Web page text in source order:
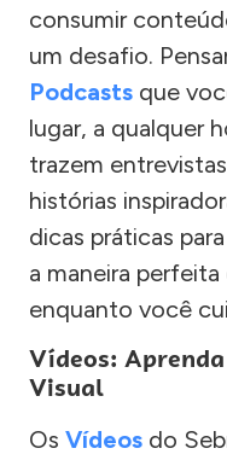
consumir
um desafio.
Podcasts que
lugar, a qualquer
trazem
histórias
dicas práticas
a maneira
enquanto você
Vídeos:
Visual
Os Vídeos do